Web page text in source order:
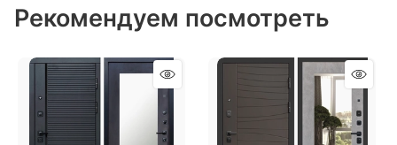
Рекомендуем посмотреть